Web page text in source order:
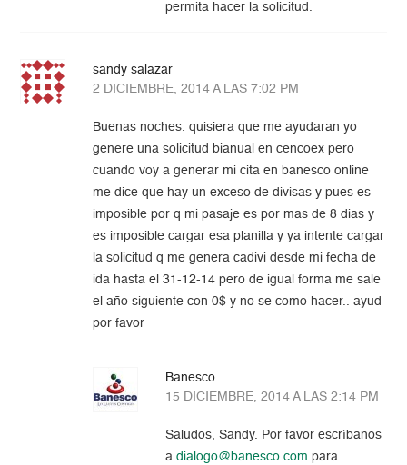
permita hacer la solicitud.
sandy salazar
2 DICIEMBRE, 2014 A LAS 7:02 PM
Buenas noches. quisiera que me ayudaran yo
genere una solicitud bianual en cencoex pero
cuando voy a generar mi cita en banesco online
me dice que hay un exceso de divisas y pues es
imposible por q mi pasaje es por mas de 8 dias y
es imposible cargar esa planilla y ya intente cargar
la solicitud q me genera cadivi desde mi fecha de
ida hasta el 31-12-14 pero de igual forma me sale
el año siguiente con 0$ y no se como hacer.. ayud
por favor
Banesco
15 DICIEMBRE, 2014 A LAS 2:14 PM
Saludos, Sandy. Por favor escríbanos
adialogo@banesco.com para